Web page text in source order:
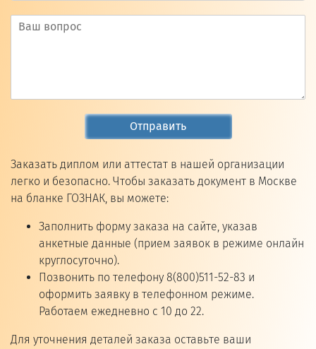
Отправить
Заказать диплом или аттестат в нашей организации
легко и безопасно. Чтобы заказать документ в Москве
на бланке ГОЗНАК, вы можете:
Заполнить форму заказа на сайте, указав
анкетные данные (прием заявок в режиме онлайн
круглосуточно).
Позвонить по телефону 8(800)511-52-83 и
оформить заявку в телефонном режиме.
Работаем ежедневно с 10 до 22.
Для уточнения деталей заказа оставьте ваши